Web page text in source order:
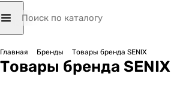
Главная Бренды Товары бренда SENIX
Товары бренда SENIX